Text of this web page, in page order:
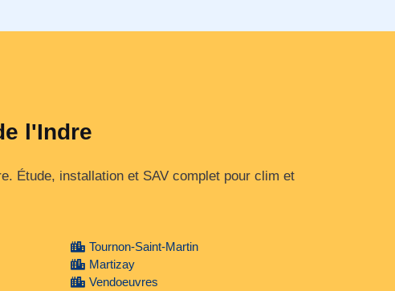
l'Indre
Étude, installation et SAV complet pour clim et
Tournon-Saint-Martin
Martizay
Vendoeuvres